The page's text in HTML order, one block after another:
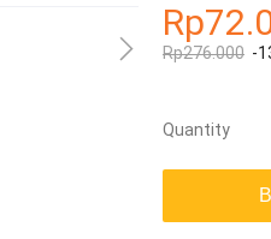
Rp276.000 -
Quantity